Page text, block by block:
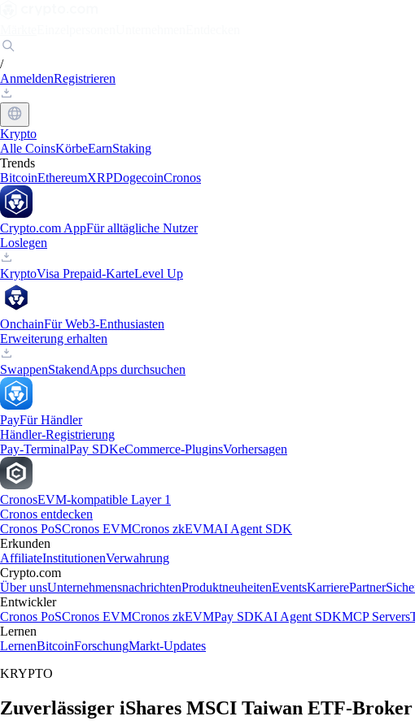
/
AnmeldenRegistrieren
Krypto
Alle CoinsKörbeEarnStaking
Trends
BitcoinEthereumXRPDogecoinCronos
Crypto.com AppFür alltägliche Nutzer
Loslegen
KryptoVisa Prepaid-KarteLevel Up
OnchainFür Web3-Enthusiasten
Erweiterung erhalten
SwappenStakendApps durchsuchen
PayFür Händler
Händler-Registrierung
Pay-TerminalPay SDKeCommerce-PluginsVorhersagen
CronosEVM-kompatible Layer 1
Cronos entdecken
Cronos PoSCronos EVMCronos zkEVMAI Agent SDK
Erkunden
AffiliateInstitutionenVerwahrung
Crypto.com
Über unsUnternehmensnachrichtenProduktneuheitenEventsKarrierePartner
Entwickler
Cronos PoSCronos EVMCronos zkEVMPay SDKAI Agent SDKMCP Servers
Lernen
LernenBitcoinForschungMarkt-Updates
KRYPTO
Zuverlässiger iShares MSCI Taiwan ETF-